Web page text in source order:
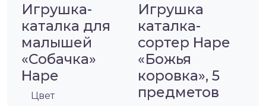
Игрушка-
каталка для
малышей
«Собачка»
Hape
Цвет
Игрушка
каталка-
сортер Hape
«Божья
коровка», 5
предметов